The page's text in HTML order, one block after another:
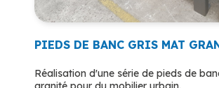
PIEDS DE BANC GRIS MAT
Réalisation d'une série de pieds de